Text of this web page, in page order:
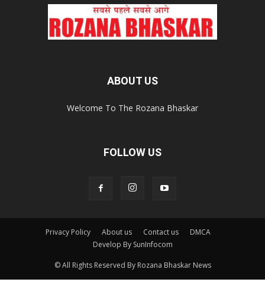
ABOUT US
Welcome To The Rozana Bhaskar
FOLLOW US
Privacy Policy About us Contact us
DMCA
Develop By SunInfocom
© All Rights Reserved By Rozana Bhaskar News